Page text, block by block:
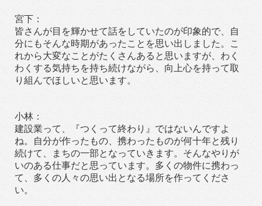
宮下：
皆さんが目を輝かせて話をしていたのが印象的で、自
分にもそんな時期があったことを思い出しました。こ
れから大変なことがたくさんあると思いますが、わく
わくする気持ちを持ち続けながら、向上心を持って取
り組んでほしいと思います。
小林：
建設業って、『つくって終わり』ではないんですよ
ね。自分が作ったもの、携わったものが何十年と残り
続けて、まちの一部となっていきます。そんなやりが
いのある仕事だと思っています。多くの物件に携わっ
て、多くの人々の思い出となる場所を作ってくださ
い。